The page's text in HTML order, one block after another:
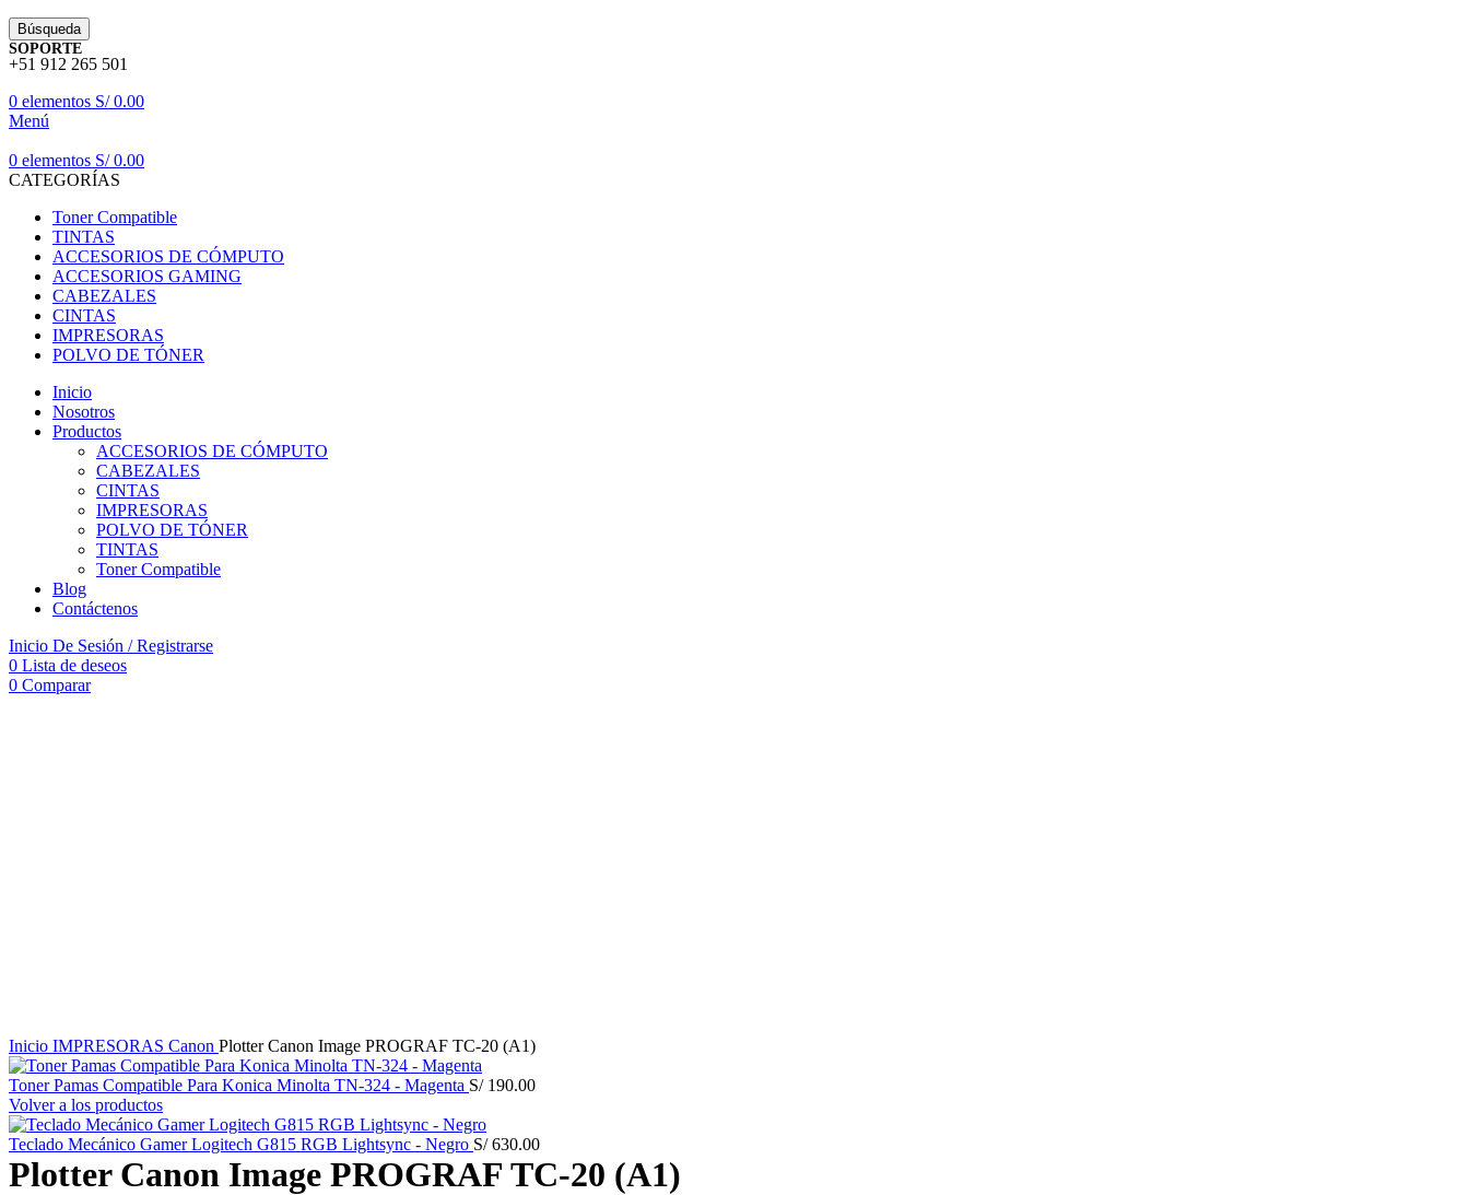
Búsqueda
SOPORTE
+51 912 265 501
0 elementos S/0.00
Menú
0 elementos S/0.00
CATEGORÍAS
Toner Compatible
TINTAS
ACCESORIOS DE CÓMPUTO
ACCESORIOS GAMING
CABEZALES
CINTAS
IMPRESORAS
POLVO DE TÓNER
Inicio
Nosotros
Productos
ACCESORIOS DE CÓMPUTO
CABEZALES
CINTAS
IMPRESORAS
POLVO DE TÓNER
TINTAS
Toner Compatible
Blog
Contáctenos
Inicio De Sesión / Registrarse
0 Lista de deseos
0 Comparar
Inicio IMPRESORAS Canon Plotter Canon Image PROGRAF TC-20 (A1)
Toner Pamas Compatible Para Konica Minolta TN-324 - Magenta S/190.00
Volver a los productos
Teclado Mecánico Gamer Logitech G815 RGB Lightsync - Negro S/630.00
Plotter Canon Image PROGRAF TC-20 (A1)